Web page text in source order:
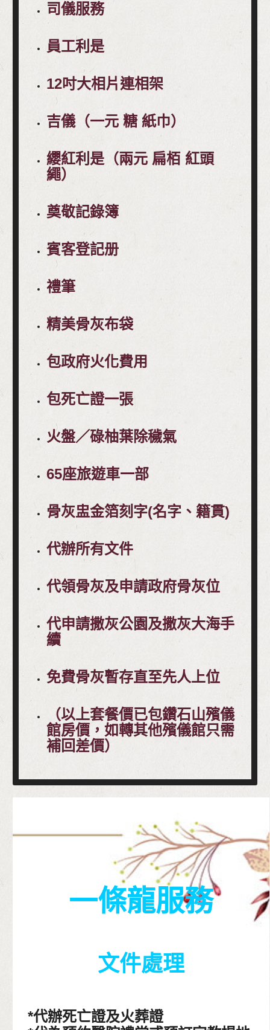
司儀服務
員工利是
12吋大相片連相架
吉儀（一元 糖 紙巾）
纓紅利是（兩元 扁栢 紅頭
繩）
奠敬記錄簿
賓客登記册
禮筆
精美骨灰布袋
包政府火化費用
包死亡證一張
火盤／碌柚葉除穢氣
65座旅遊車一部
骨灰盅金箔刻字(名字、籍貫)
代辦所有文件
代領骨灰及申請政府骨灰位
代申請撒灰公園及撒灰大海手
續
免費骨灰暫存直至先人上位
（以上套餐價已包鑽石山殯儀
館房價，如轉其他殯儀館只需
補回差價）
一條龍服務
文件處理
*代辦死亡證及火葬證